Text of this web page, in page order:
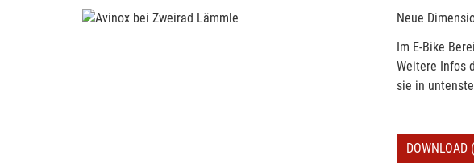
Neue
Im E-Bike
Weitere Infos
sie in
DOWNLOAD